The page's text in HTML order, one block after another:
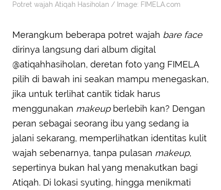
Potret wajah Atiqah Hasiholan / Image: FIMELA.com
Merangkum beberapa potret wajah bare face
dirinya langsung dari album digital
@atiqahhasiholan, deretan foto yang FIMELA
pilih di bawah ini seakan mampu menegaskan,
jika untuk terlihat cantik tidak harus
menggunakan makeupberlebih kan? Dengan
peran sebagai seorang ibu yang sedang ia
jalani sekarang, memperlihatkan identitas kulit
wajah sebenarnya, tanpa pulasan makeup,
sepertinya bukan hal yang menakutkan bagi
Atiqah. Di lokasi syuting, hingga menikmati